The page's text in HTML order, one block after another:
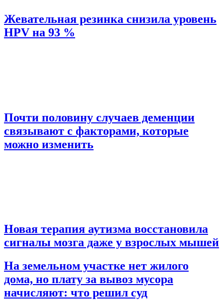
Жевательная резинка снизила уровень
HPV на 93 %
Почти половину случаев деменции
связывают с факторами, которые
можно изменить
Новая терапия аутизма восстановила
сигналы мозга даже у взрослых мышей
На земельном участке нет жилого
дома, но плату за вывоз мусора
начисляют: что решил суд